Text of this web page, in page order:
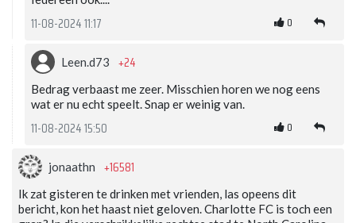
11-08-2024 11:17 0
Leen.d73 +24
Bedrag verbaast me zeer. Misschien horen we nog eens
wat er nu echt speelt. Snap er weinig van.
11-08-2024 15:50 0
jonaathn +16581
Ik zat gisteren te drinken met vrienden, las opeens dit
bericht, kon het haast niet geloven. Charlotte FC is toch een